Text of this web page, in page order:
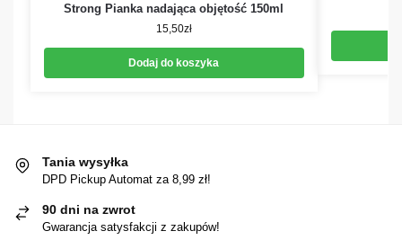
Strong Pianka nadająca objętość 150ml
15,50zł
Dodaj do koszyka
Tania wysyłka
DPD Pickup Automat za 8,99 zł!
90 dni na zwrot
Gwarancja satysfakcji z zakupów!